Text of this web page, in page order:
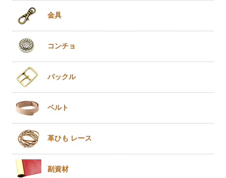
金具
コンチョ
バックル
ベルト
革ひも レース
副資材